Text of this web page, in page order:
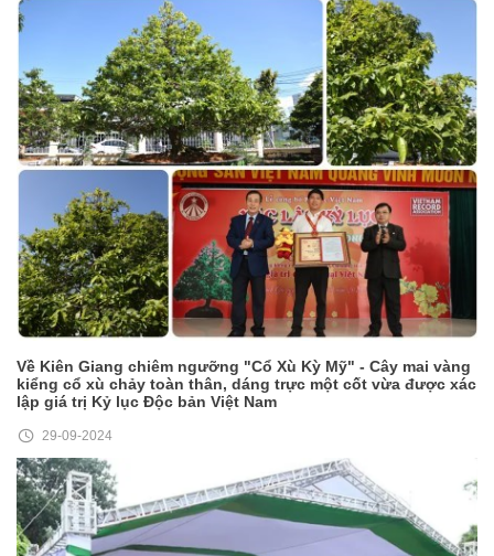
Về Kiên Giang chiêm ngưỡng "Cổ Xù Kỳ Mỹ" - Cây mai vàng
kiểng cổ xù chảy toàn thân, dáng trực một cốt vừa được xác
lập giá trị Kỷ lục Độc bản Việt Nam
29-09-2024